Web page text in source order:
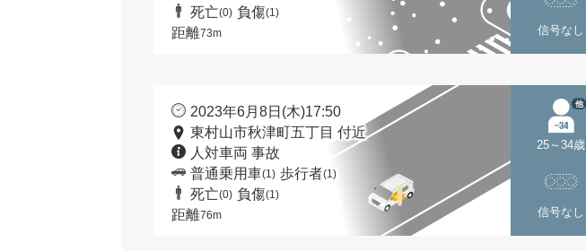
死亡(0) 負傷(1)
距離73m 信号なし
2023年6月8日(木)17:50
東村山市秋津町五丁目 付近
人対車両 事故
普通乗用車(1) 歩行者(1)
死亡(0) 負傷(1)
距離76m
25～34歳
他
信号なし